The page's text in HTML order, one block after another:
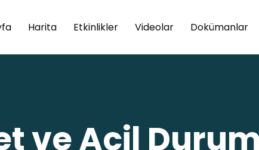
Harita Etkinlikler Videolar Dokümanlar
ve Acil